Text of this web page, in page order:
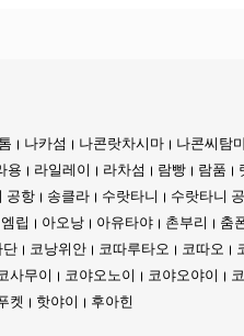
태국의 아름다
회사 서비스:
사툰 팍바라 스피드
신속하고 편안한 여행
나카섬 나콘랏차시마 나콘씨탐
용 라일레이 라차섬 람빵 람품
공항 송클라 수랏타니 수랏타니
립 아오낭 아유타야 촌부리 춤
단 코낭위안 코따루타오 코따오
사무이 코야오노이 코야오야이
켓 핫야이 후아힌